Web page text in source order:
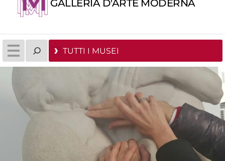
GALLERIA D'ARTE MODERNA
TUTTI I MUSEI